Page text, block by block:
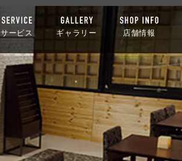
サービス ギャラリー 店舗情報